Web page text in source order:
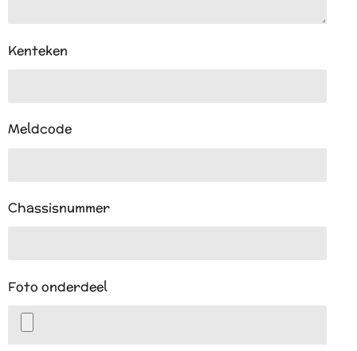
Kenteken
Meldcode
Chassisnummer
Foto onderdeel